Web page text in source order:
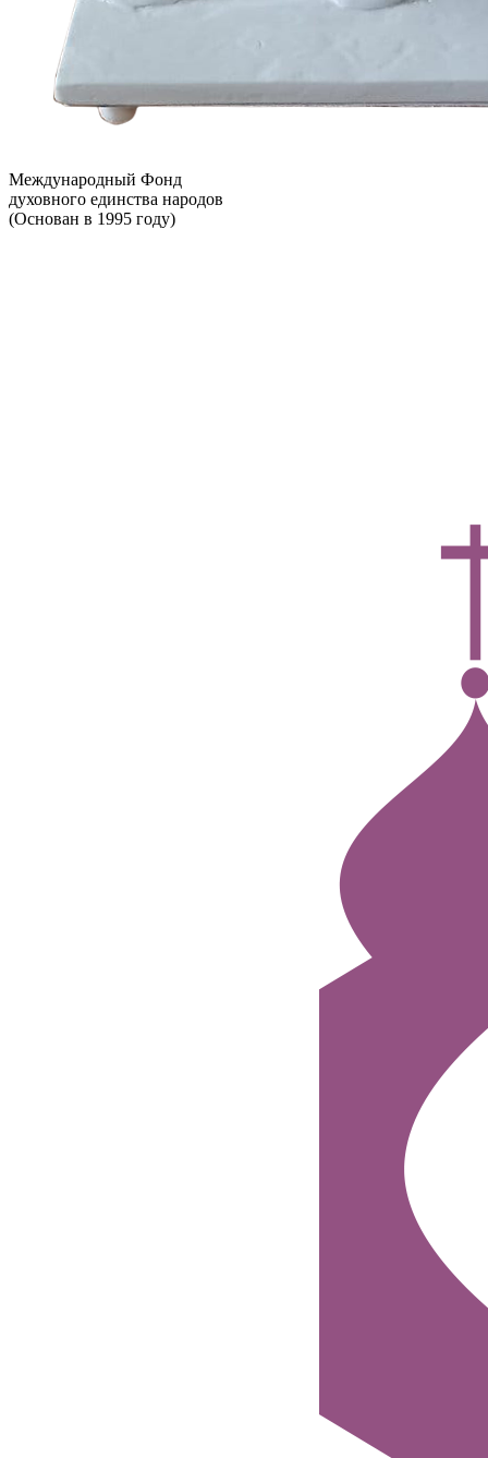
Международный Фонд
духовного единства народов
(Основан в 1995 году)